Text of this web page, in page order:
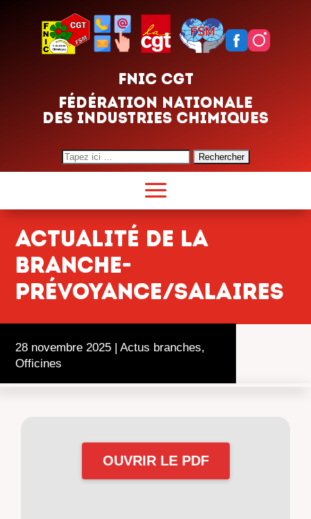
FNIC CGT
FÉDÉRATION NATIONALE
DES INDUSTRIES CHIMIQUES
Search
for:
actualitÉ de la
branche-
prÉvoyance/salaires
28 novembre 2025 | Actus branches,
Officines
OUVRIR LE PDF